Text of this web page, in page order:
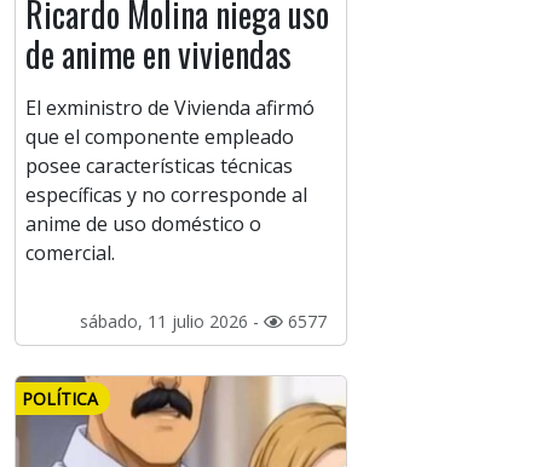
Ricardo Molina niega uso
de anime en viviendas
El exministro de Vivienda afirmó
que el componente empleado
posee características técnicas
específicas y no corresponde al
anime de uso doméstico o
comercial.
sábado, 11 julio 2026 - 6577
POLÍTICA